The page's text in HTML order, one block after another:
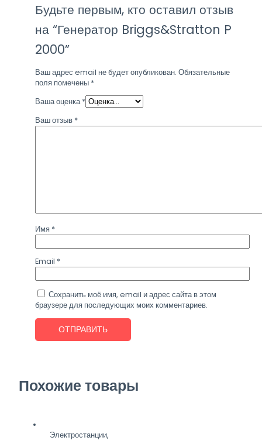
Будьте первым, кто оставил отзыв
на “Генератор Briggs&Stratton P
2000”
Ваш адрес email не будет опубликован. Обязательные
поля помечены *
Ваша оценка*
Ваш отзыв *
Имя *
Email *
Сохранить моё имя, email и адрес сайта в этом
браузере для последующих моих комментариев.
Похожие товары
Электростанции,